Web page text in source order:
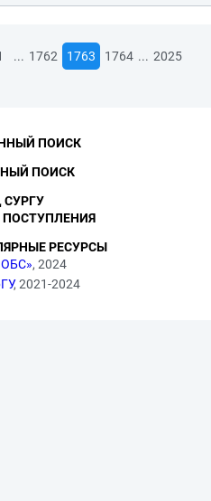
... 1762 1763 1764 ... 2025
, 2024
, 2021-2024
ПОИСК
ПОИСК
СУРГУ
РЕСУРСЫ